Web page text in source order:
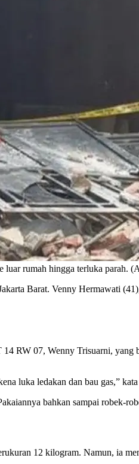
luar rumah hingga terluka
Barat. Venny Hermawati
RW 07, Wenny Trisuarni,
luka ledakan dan bau gas,”
bahkan sampai robek-
12 kilogram. Namun, ia